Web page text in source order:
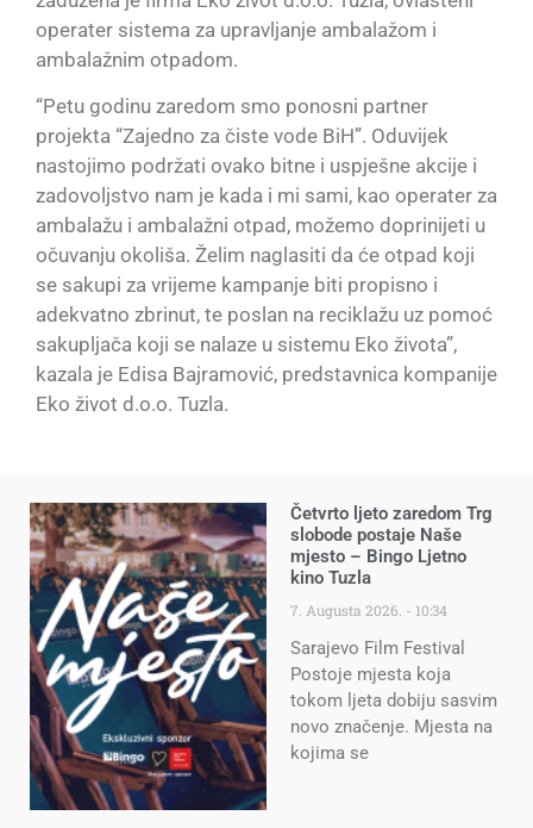
operater sistema za upravljanje ambalažom i
ambalažnim otpadom.
“Petu godinu zaredom smo ponosni partner
projekta “Zajedno za čiste vode BiH”. Oduvijek
nastojimo podržati ovako bitne i uspješne akcije i
zadovoljstvo nam je kada i mi sami, kao operater za
ambalažu i ambalažni otpad, možemo doprinijeti u
očuvanju okoliša. Želim naglasiti da će otpad koji
se sakupi za vrijeme kampanje biti propisno i
adekvatno zbrinut, te poslan na reciklažu uz pomoć
sakupljača koji se nalaze u sistemu Eko života”,
kazala je Edisa Bajramović, predstavnica kompanije
Eko život d.o.o. Tuzla.
Četvrto ljeto zaredom Trg
slobode postaje Naše
mjesto – Bingo Ljetno
kino Tuzla
7. Augusta 2026. 10:34
Sarajevo Film Festival
Postoje mjesta koja
tokom ljeta dobiju sasvim
novo značenje. Mjesta na
kojima se